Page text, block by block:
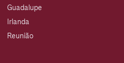
Guadalupe
Irlanda
Reunião